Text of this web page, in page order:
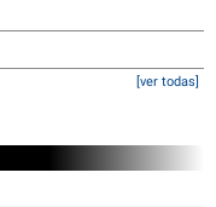
[ver todas]